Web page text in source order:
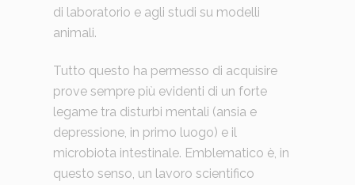
di laboratorio e agli studi su modelli
animali.
Tutto questo ha permesso di acquisire
prove sempre più evidenti di un forte
legame tra disturbi mentali (ansia e
depressione, in primo luogo) e il
microbiota intestinale. Emblematico è, in
questo senso, un lavoro scientifico